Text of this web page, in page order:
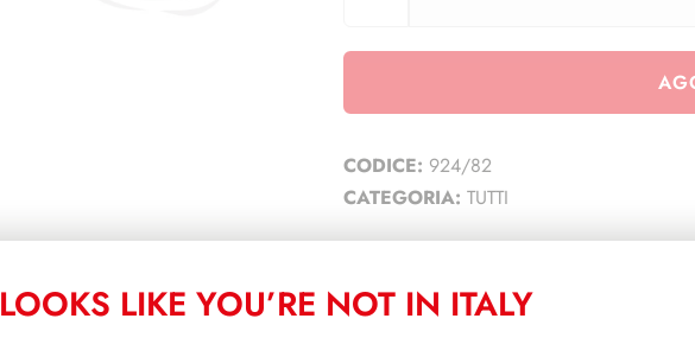
CODICE: 924/82
CATEGORIA: TUTTI
PRODOTTI CORRELATI
LOOKS LIKE YOU’RE NOT IN ITALY